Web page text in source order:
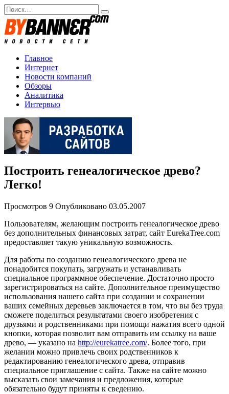
Перейти
к
содержанию
Search
for:
Главное
Интернет
Новости компаний
Обзоры
Аналитика
Интервью
Построить генеалогическое древо?
Легко!
Просмотров 9 Опубликовано 03.05.2007
Пользователям, желающим построить генеалогическое древо
без дополнительных финансовых затрат, сайт EurekaTree.com
предоставляет такую уникальную возможность.
Для работы по созданию генеалогического древа не
понадобится покупать, загружать и устанавливать
специальное программное обеспечение. Достаточно просто
зарегистрироваться на сайте. Дополнительное преимущество
использования нашего сайта при создании и сохранении
ваших семейных деревьев заключается в том, что вы без труда
сможете поделиться результатами своего изобретения с
друзьями и родственниками при помощи нажатия всего одной
кнопки, которая позволит вам отправить им ссылку на ваше
древо, — указано на http://eurekatree.com/. Более того, при
желании можно привлечь своих родственников к
редактированию генеалогического древа, отправив
специальное приглашение с сайта. Также на сайте можно
высказать свои замечания и предложения, которые
обязательно будут приняты к сведению.